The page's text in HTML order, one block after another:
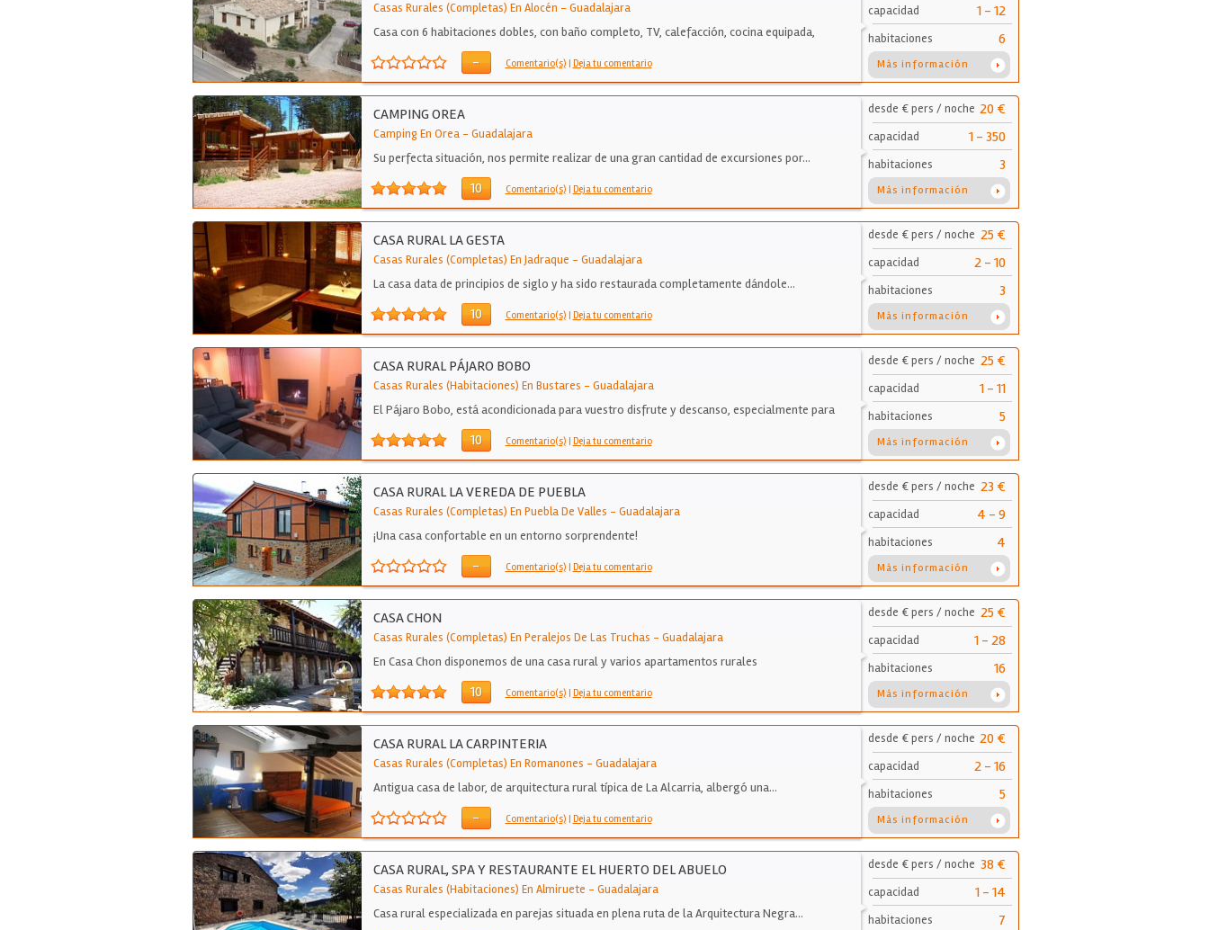
Casas Rurales (Completas) En Alocén - Guadalajara
Casa con 6 habitaciones dobles, con baño completo, TV, calefacción, cocina equipada,
- Comentario(s) | Deja tu comentario
capacidad 1 - 12
habitaciones 6
Más información
CAMPING OREA
Camping En Orea- Guadalajara
Su perfecta situación, nos permite realizar de una gran cantidad de excursiones por…
10 Comentario(s) | Deja tu comentario
desde € pers / noche 20 €
capacidad 1 - 350
habitaciones 3
Más información
CASA RURAL LA GESTA
Casas Rurales (Completas) En Jadraque - Guadalajara
La casa data de principios de siglo y ha sido restaurada completamente dándole…
10 Comentario(s) | Deja tu comentario
desde € pers / noche 25 €
capacidad 2 - 10
habitaciones 3
Más información
CASA RURAL PÁJARO BOBO
Casas Rurales (Habitaciones) En Bustares - Guadalajara
El Pájaro Bobo, está acondicionada para vuestro disfrute y descanso, especialmente para
10 Comentario(s) | Deja tu comentario
desde € pers / noche 25 €
capacidad 1 - 11
habitaciones 5
Más información
CASA RURAL LA VEREDA DE PUEBLA
Casas Rurales (Completas) En Puebla De Valles - Guadalajara
¡Una casa confortable en un entorno sorprendente!
- Comentario(s) | Deja tu comentario
desde € pers / noche 23 €
capacidad 4 - 9
habitaciones 4
Más información
CASA CHON
Casas Rurales (Completas) En Peralejos De Las Truchas - Guadalajara
En Casa Chon disponemos de una casa rural y varios apartamentos rurales
10 Comentario(s) | Deja tu comentario
desde € pers / noche 25 €
capacidad 1 - 28
habitaciones 16
Más información
CASA RURAL LA CARPINTERIA
Casas Rurales (Completas) En Romanones - Guadalajara
Antigua casa de labor, de arquitectura rural típica de La Alcarria, albergó una…
- Comentario(s) | Deja tu comentario
desde € pers / noche 20 €
capacidad 2 - 16
habitaciones 5
Más información
CASA RURAL, SPA Y RESTAURANTE EL HUERTO DEL ABUELO
Casas Rurales (Habitaciones) En Almiruete - Guadalajara
Casa rural especializada en parejas situada en plena ruta de la Arquitectura Negra…
desde € pers / noche 38 €
capacidad 1 - 14
habitaciones 7